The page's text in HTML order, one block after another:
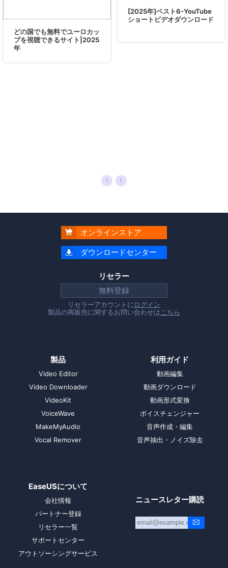
部分の時間をタブレット・スマホを弄ること、ゲ
ーミングなどに使っている男の子です。…
どの国でも無料でユーロカッ
プを視聴できるサイト|2025
年
[2025年]ベスト6-YouTube
ショートビデオダウンロード
 オンラインストア
 ダウンロードセンター
リセラー
無料登録
リセラーアカウントに ログイン
製品の再販売に関するお問い合わせは こちら
製品
Video Editor
Video Downloader
VideoKit
VoiceWave
MakeMyAudio
Vocal Remover
利用ガイド
動画編集
動画ダウンロード
動画形式変換
ボイスチェンジャー
音声作成・編集
音声抽出・ノイズ除去
EaseUSについて
会社情報
パートナー登録
リセラー一覧
サポートセンター
アウトソーシングサービス
ニュースレター購読